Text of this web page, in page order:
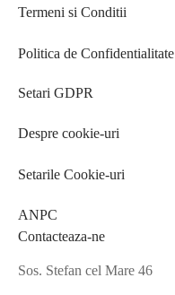
Termeni si Conditii
Politica de Confidentialitate
Setari GDPR
Despre cookie-uri
Setarile Cookie-uri
ANPC
Contacteaza-ne
Sos. Stefan cel Mare 46